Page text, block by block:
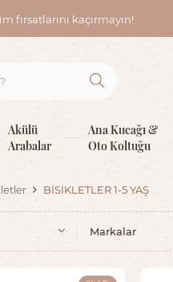
fırsatlarını kaçırmayın!
Akülü
Arabalar
Ana Kucağı &
Oto Koltuğu
BİSİKLETLER 1-5 YAŞ
Markalar